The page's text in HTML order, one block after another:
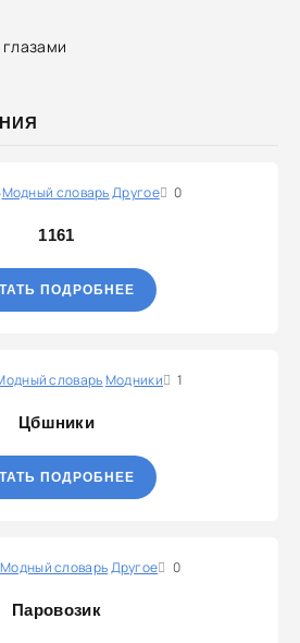
Модный словарьДругое 0
1161
ПОДРОБНЕЕ
словарьМодники 1
Цбшники
ПОДРОБНЕЕ
Модный словарьДругое 0
Паровозик